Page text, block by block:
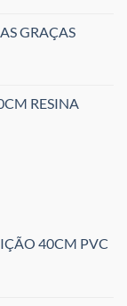
GRAÇAS
RESINA
40CM PVC